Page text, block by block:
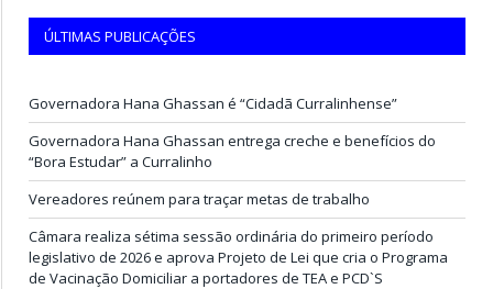
ÚLTIMAS PUBLICAÇÕES
Governadora Hana Ghassan é “Cidadã Curralinhense”
Governadora Hana Ghassan entrega creche e benefícios do
“Bora Estudar” a Curralinho
Vereadores reúnem para traçar metas de trabalho
Câmara realiza sétima sessão ordinária do primeiro período
legislativo de 2026 e aprova Projeto de Lei que cria o Programa
de Vacinação Domiciliar a portadores de TEA e PCD`S